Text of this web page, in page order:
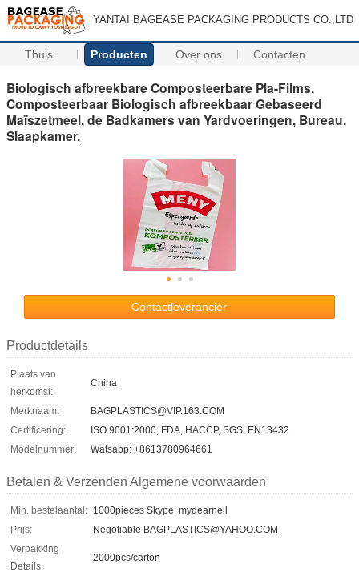
YANTAI BAGEASE PACKAGING PRODUCTS CO.,LTD
Thuis Producten Over ons Contacten
Biologisch afbreekbare Composteerbare Pla-Films,
Composteerbaar Biologisch afbreekbaar Gebaseerd
Maïszetmeel, de Badkamers van Yardvoeringen, Bureau,
Slaapkamer,
Contactleverancier
Productdetails
Plaats van
herkomst:
China
Merknaam:
BAGPLASTICS@VIP.163.COM
Certificering:
ISO 9001:2000, FDA, HACCP, SGS, EN13432
Modelnummer:
Watsapp: +8613780964661
Betalen & Verzenden Algemene voorwaarden
Min. bestelaantal: 1000pieces Skype: mydearneil
Prijs:
Negotiable BAGPLASTICS@YAHOO.COM
Verpakking
Details:
2000pcs/carton